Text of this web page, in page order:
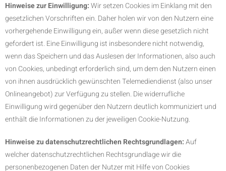
Hinweise zur Einwilligung:Wir setzen Cookies im Einklang mit den
gesetzlichen Vorschriften ein. Daher holen wir von den Nutzern eine
vorhergehende Einwilligung ein, außer wenn diese gesetzlich nicht
gefordert ist. Eine Einwilligung ist insbesondere nicht notwendig,
wenn das Speichern und das Auslesen der Informationen, also auch
von Cookies, unbedingt erforderlich sind, um dem den Nutzern einen
von ihnen ausdrücklich gewünschten Telemediendienst (also unser
Onlineangebot) zur Verfügung zu stellen. Die widerrufliche
Einwilligung wird gegenüber den Nutzern deutlich kommuniziert und
enthält die Informationen zu der jeweiligen Cookie-Nutzung.
Hinweise zu datenschutzrechtlichen Rechtsgrundlagen:Auf
welcher datenschutzrechtlichen Rechtsgrundlage wir die
personenbezogenen Daten der Nutzer mit Hilfe von Cookies